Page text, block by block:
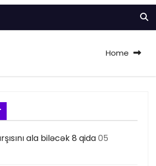
Home
ala biləcək 8 qida05